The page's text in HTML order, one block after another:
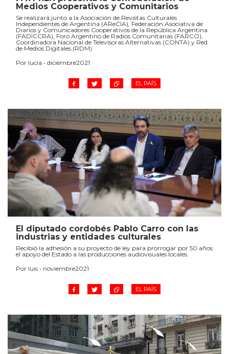
Medios Cooperativos y Comunitarios
Se realizará junto a la Asociación de Revistas Culturales
Independientes de Argentina (AReCIA), Federación Asociativa de
Diarios y Comunicadores Cooperativos de la República Argentina
(FADICCRA), Foro Argentino de Radios Comunitarias (FARCO),
Coordinadora Nacional de Televisoras Alternativas (CONTA) y Red
de Medios Digitales (RDM).
Por lucia • diciembre2021
EL PAÍS
El diputado cordobés Pablo Carro con las
industrias y entidades culturales
Recibió la adhesión a su proyecto de ley para prorrogar por 50 años
el apoyo del Estado a las producciones audiovisuales locales.
Por luis • noviembre2021
EL PAÍS